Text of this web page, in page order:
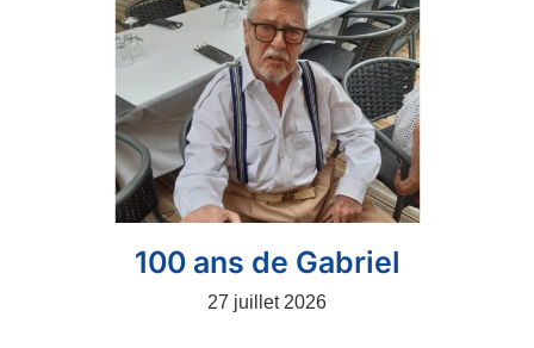
100 ans de Gabriel
27 juillet 2026